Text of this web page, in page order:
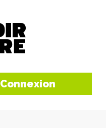
Connexion